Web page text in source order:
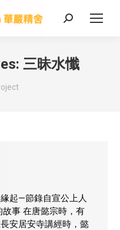
Search:
三昧水懺
起—節錄自宣公上人
事 在唐懿宗時，有
安居安寺講經時，懿